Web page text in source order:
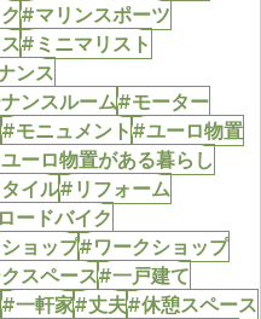
#マリンスポーツ
#ミニマリスト
ンス
ンスルーム#モーター
#モニュメント#ユーロ物置
ーロ物置がある暮らし
イル#リフォーム
ードバイク
ョップ#ワークショップ
スペース#一戸建て
#一軒家#丈夫#休憩スペース